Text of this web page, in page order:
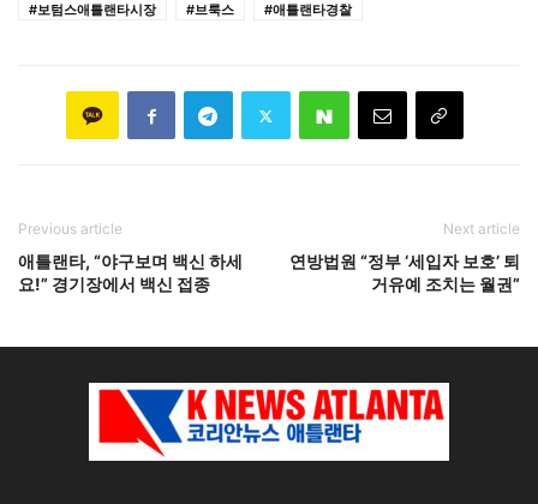
#보텀스애틀랜타시장
#브룩스 #애틀랜타경찰
Previous article
애틀랜타, “야구보며 백신 하세
요!” 경기장에서 백신 접종
Next article
연방법원 “정부 ‘세입자 보호’ 퇴
거유예 조치는 월권”